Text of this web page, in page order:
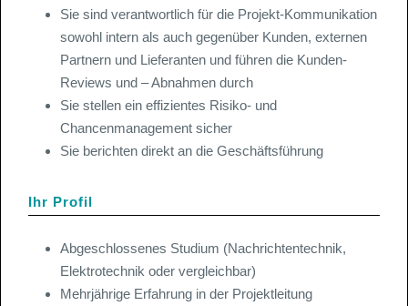
Sie sind verantwortlich für die Projekt-Kommunikation
sowohl intern als auch gegenüber Kunden, externen
Partnern und Lieferanten und führen die Kunden-
Reviews und – Abnahmen durch
Sie stellen ein effizientes Risiko- und
Chancenmanagement sicher
Sie berichten direkt an die Geschäftsführung
Ihr Profil
Abgeschlossenes Studium (Nachrichtentechnik,
Elektrotechnik oder vergleichbar)
Mehrjährige Erfahrung in der Projektleitung